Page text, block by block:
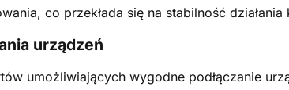
co przekłada się na stabilność działania
urządzeń
umożliwiających wygodne podłączanie